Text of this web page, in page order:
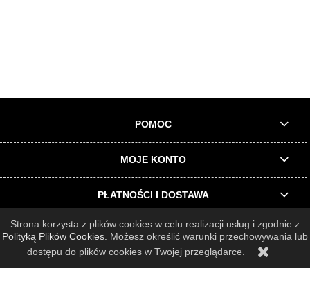
Strona korzysta z plików cookies w celu realizacji usług i zgodnie z
Polityką Plików Cookies . Możesz określić warunki przechowywania lub
dostępu do plików cookies w Twojej przeglądarce.
POMOC
MOJE KONTO
PŁATNOŚCI I DOSTAWA
INFORMACJE O SKLEPIE